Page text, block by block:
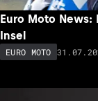
Euro Moto
Insel
EURO MOTO